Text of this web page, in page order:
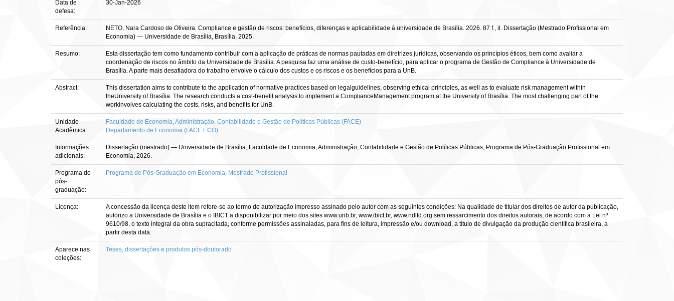
Data de
defesa:
30-Jan-2026
Referência:
NETO, Nara Cardoso de Oliveira. Compliance e gestão de riscos: benefícios, diferenças e aplicabilidade à universidade de Brasília. 2026. 87 f., il. Dissertação (Mestrado Profissional em
Economia) — Universidade de Brasília, Brasília, 2025.
Resumo:
Esta dissertação tem como fundamento contribuir com a aplicação de práticas de normas pautadas em diretrizes jurídicas, observando os princípios éticos, bem como avaliar a
coordenação de riscos no âmbito da Universidade de Brasília. A pesquisa faz uma análise de custo-benefício, para aplicar o programa de Gestão de Compliance à Universidade de
Brasília. A parte mais desafiadora do trabalho envolve o cálculo dos custos e os riscos e os benefícios para a UnB.
Abstract:
This dissertation aims to contribute to the application of normative practices based on legalguidelines, observing ethical principles, as well as to evaluate risk management within
theUniversity of Brasília. The research conducts a cost-benefit analysis to implement a ComplianceManagement program at the University of Brasília. The most challenging part of the
workinvolves calculating the costs, risks, and benefits for UnB.
Unidade
Acadêmica:
Faculdade de Economia, Administração, Contabilidade e Gestão de Políticas Públicas (FACE)
Departamento de Economia (FACE ECO)
Informações
adicionais:
Dissertação (mestrado) — Universidade de Brasília, Faculdade de Economia, Administração, Contabilidade e Gestão de Políticas Públicas, Programa de Pós-Graduação Profissional em
Economia, 2026.
Programa de
pós-
graduação:
Programa de Pós-Graduação em Economia, Mestrado Profissional
Licença:
A concessão da licença deste item refere-se ao termo de autorização impresso assinado pelo autor com as seguintes condições: Na qualidade de titular dos direitos de autor da publicação,
autorizo a Universidade de Brasília e o IBICT a disponibilizar por meio dos sites www.unb.br, www.ibict.br, www.ndltd.org sem ressarcimento dos direitos autorais, de acordo com a Lei nº
9610/98, o texto integral da obra supracitada, conforme permissões assinaladas, para fins de leitura, impressão e/ou download, a título de divulgação da produção científica brasileira, a
partir desta data.
Aparece nas
coleções:
Teses, dissertações e produtos pós-doutorado